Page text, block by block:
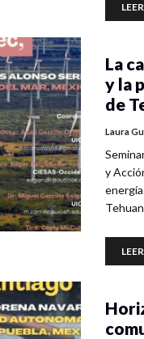
La
y la
de
Laura
y